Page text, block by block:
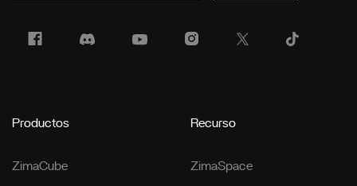
Productos
ZimaCube
Recurso
ZimaSpace